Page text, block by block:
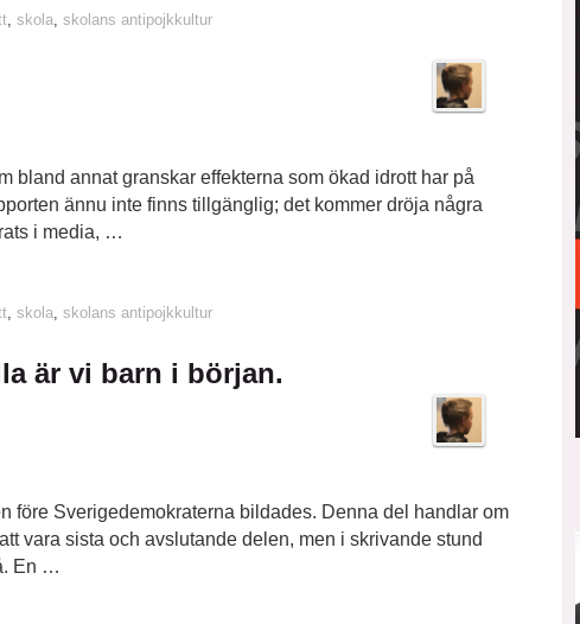
, skola, skolans antipojkkultur
bland annat granskar effekterna som ökad idrott har på
ännu inte finns tillgänglig; det kommer dröja några
i media, …
skola skolans antipojkkultur
är vi barn i början.
före Sverigedemokraterna bildades. Denna del handlar om
vara sista och avslutande delen, men i skrivande stund
En …